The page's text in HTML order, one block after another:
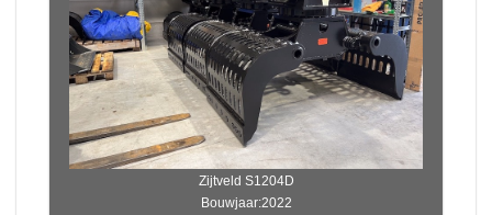
Zijtveld S1204D
Bouwjaar:2022